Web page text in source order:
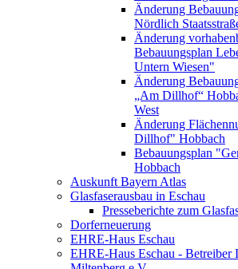
Änderung
Nördlich
Änderung
Bebauungsplan
Untern Wiesen"
Änderung
„Am Dillhof“
West
Änderung
Dillhof" Hobbach
Bebauungsplan
Hobbach
Auskunft Bayern Atlas
Glasfaserausbau in Eschau
Presseberichte zum
Dorferneuerung
EHRE-Haus Eschau
EHRE-Haus Eschau -